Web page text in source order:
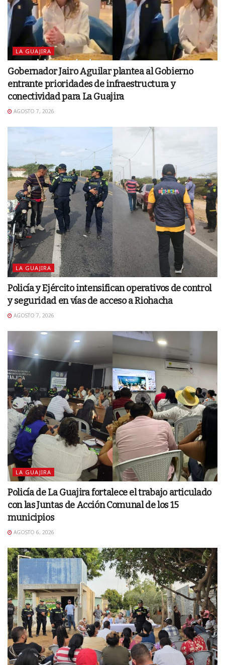
LA GUAJIRA
Gobernador Jairo Aguilar plantea al Gobierno
entrante prioridades de infraestructura y
conectividad para La Guajira
AGOSTO 7, 2026
LA GUAJIRA
Policía y Ejército intensifican operativos de control
y seguridad en vías de acceso a Riohacha
AGOSTO 7, 2026
LA GUAJIRA
Policía de La Guajira fortalece el trabajo articulado
con las Juntas de Acción Comunal de los 15
municipios
AGOSTO 6, 2026